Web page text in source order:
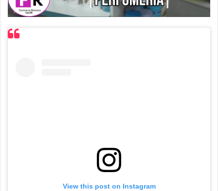
View this post on Instagram